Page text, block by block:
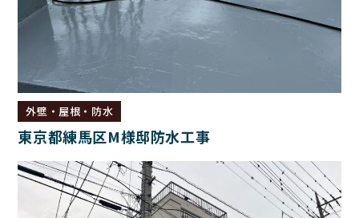
外壁・屋根・防水
東京都練馬区M様邸防水工事